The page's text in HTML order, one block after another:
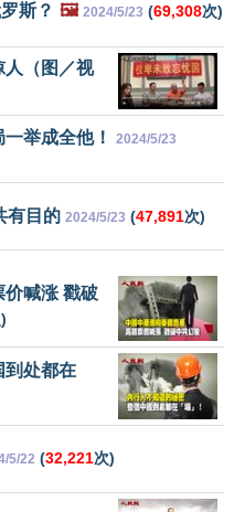
斯？ 🖼️ 2024/5/23 (69,308次)
人（图／视
举成全他！ 2024/5/23
有目的 2024/5/23 (47,891次)
价喊涨 戳破
到处都在
5/22 (32,221次)